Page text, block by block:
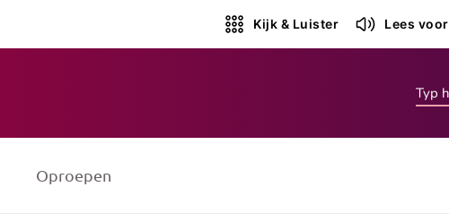
Kijk & Luister Lees voor
Oproepen